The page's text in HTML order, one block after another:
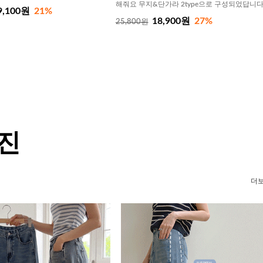
원 21%
해줘요 무지&단가라 2type으로 구성되었답니다
25,800원 18,900원 27%
더